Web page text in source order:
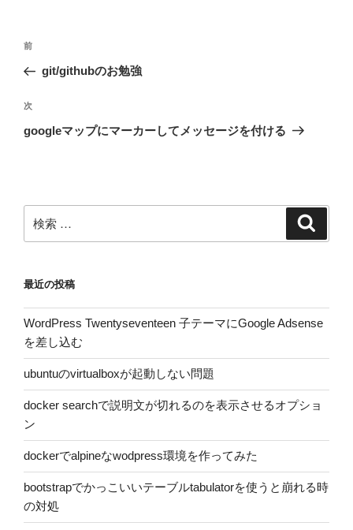
投
ビ
ゲ
ン
過
去
投
前
git/githubのお勉強
次
の
次
googleマップにマーカーしてメッセージを付ける
索:
最近の投稿
WordPress Twentyseventeen 子テーマにGoogle Adsense
を差し込む
ubuntuのvirtualboxが起動しない問題
docker searchで説明文が切れるのを表示させるオプショ
ン
dockerでalpineなwodpress環境を作ってみた
bootstrapでかっこいいテーブルtabulatorを使うと崩れる時
の対処